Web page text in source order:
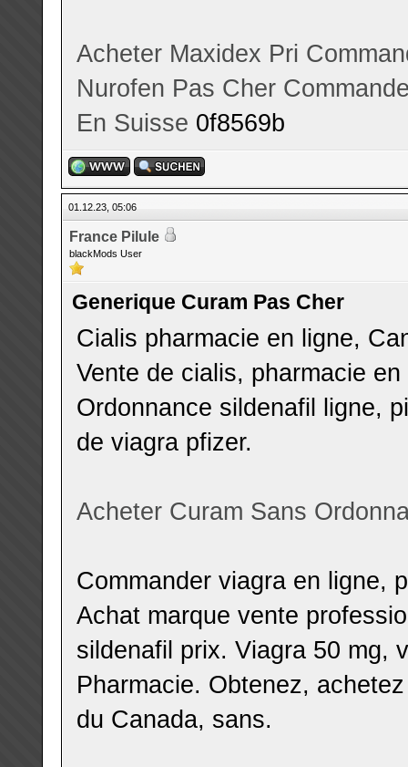
Acheter Maxidex Pri
Nurofen Pas Cher
En Suisse 0f8569b
01.12.23, 05:06
France Pilule
blackMods User
Generique Curam Pas Cher
Cialis pharmacie en ligne,
Vente de cialis, pharmacie
Ordonnance sildenafil ligne,
de viagra pfizer.
Acheter Curam Sans
Commander viagra en ligne,
Achat marque vente
sildenafil prix. Viagra 50 mg,
Pharmacie. Obtenez,
du Canada, sans.